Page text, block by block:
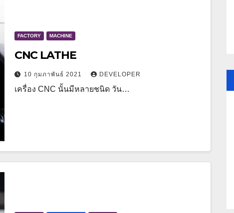
FACTORY MACHINE
CNC LATHE
10 กุมภาพันธ์ 2021 DEVELOPER
เครื่อง CNC นั้นมีหลายชนิด วัน…